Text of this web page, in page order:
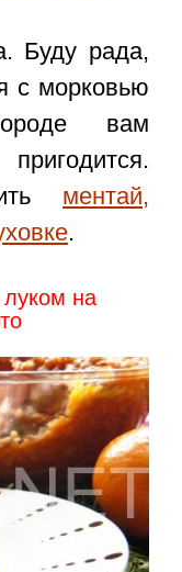
Буду рада,
с морковью
вам
ментай,
.
на